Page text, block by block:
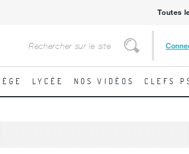
Toutes
Rechercher
LYCÉE NOS VIDÉOS CLEFS